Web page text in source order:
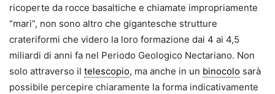
ricoperte da rocce basaltiche e chiamate impropriamente
“mari”, non sono altro che gigantesche strutture
crateriformi che videro la loro formazione dai 4 ai 4,5
miliardi di anni fa nel Periodo Geologico Nectariano. Non
solo attraverso il telescopio, ma anche in un binocolo sarà
possibile percepire chiaramente la forma indicativamente